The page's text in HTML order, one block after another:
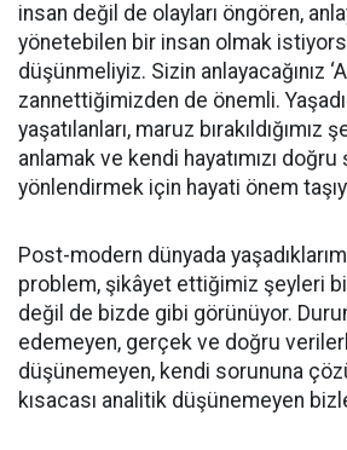
insan değil de olayları öngören,
yönetebilen bir insan olmak
düşünmeliyiz. Sizin anlayacağınız
zannettiğimizden de önemli.
yaşatılanları, maruz
anlamak ve kendi hayatımızı
yönlendirmek için hayati önem
Post-modern dünyada
problem, şikâyet ettiğimiz şeyleri
değil de bizde gibi görünüyor.
edemeyen, gerçek ve doğru
düşünemeyen, kendi sorununa
kısacası analitik düşünemeyen